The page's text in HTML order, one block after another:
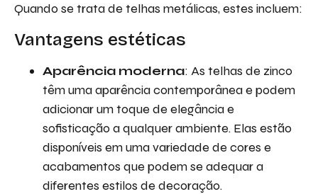
Quando se trata de telhas metálicas, estes incluem:
Vantagens estéticas
Aparência moderna: As telhas de zinco
têm uma aparência contemporânea e podem
adicionar um toque de elegância e
sofisticação a qualquer ambiente. Elas estão
disponíveis em uma variedade de cores e
acabamentos que podem se adequar a
diferentes estilos de decoração.